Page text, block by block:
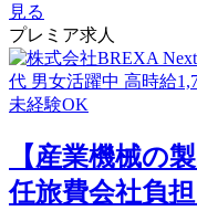
見る
プレミア求人
【産業機械の
任旅費会社負